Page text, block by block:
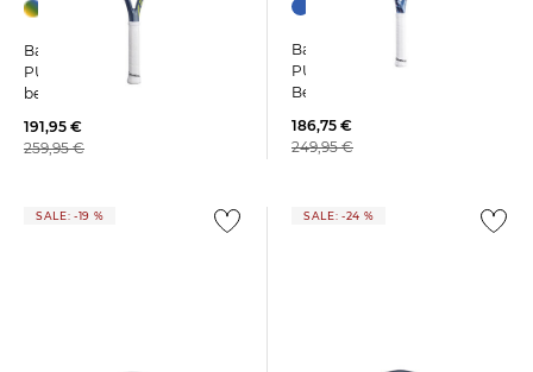
Babolat | Tennisschläger
PURE AREO LITE 9 GEN9
besaitet
191,95 €
259,95 €
Babolat | Tennisschläger
PURE DRIVE TEAM GEN11
Besaitet
186,75 €
249,95 €
SALE: -19 % SALE: -24 %